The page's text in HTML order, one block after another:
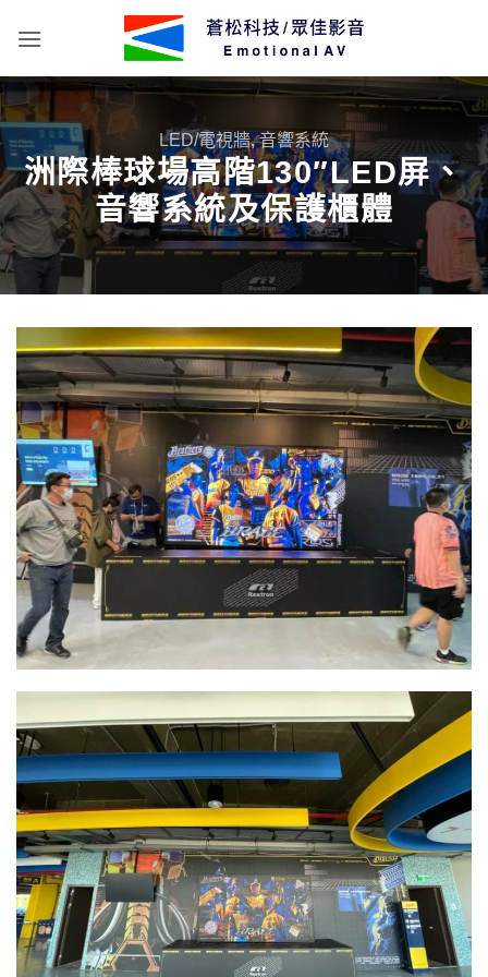
LED/電視牆,音響系統
洲際棒球場高階130″LED屏、
音響系統及保護櫃體